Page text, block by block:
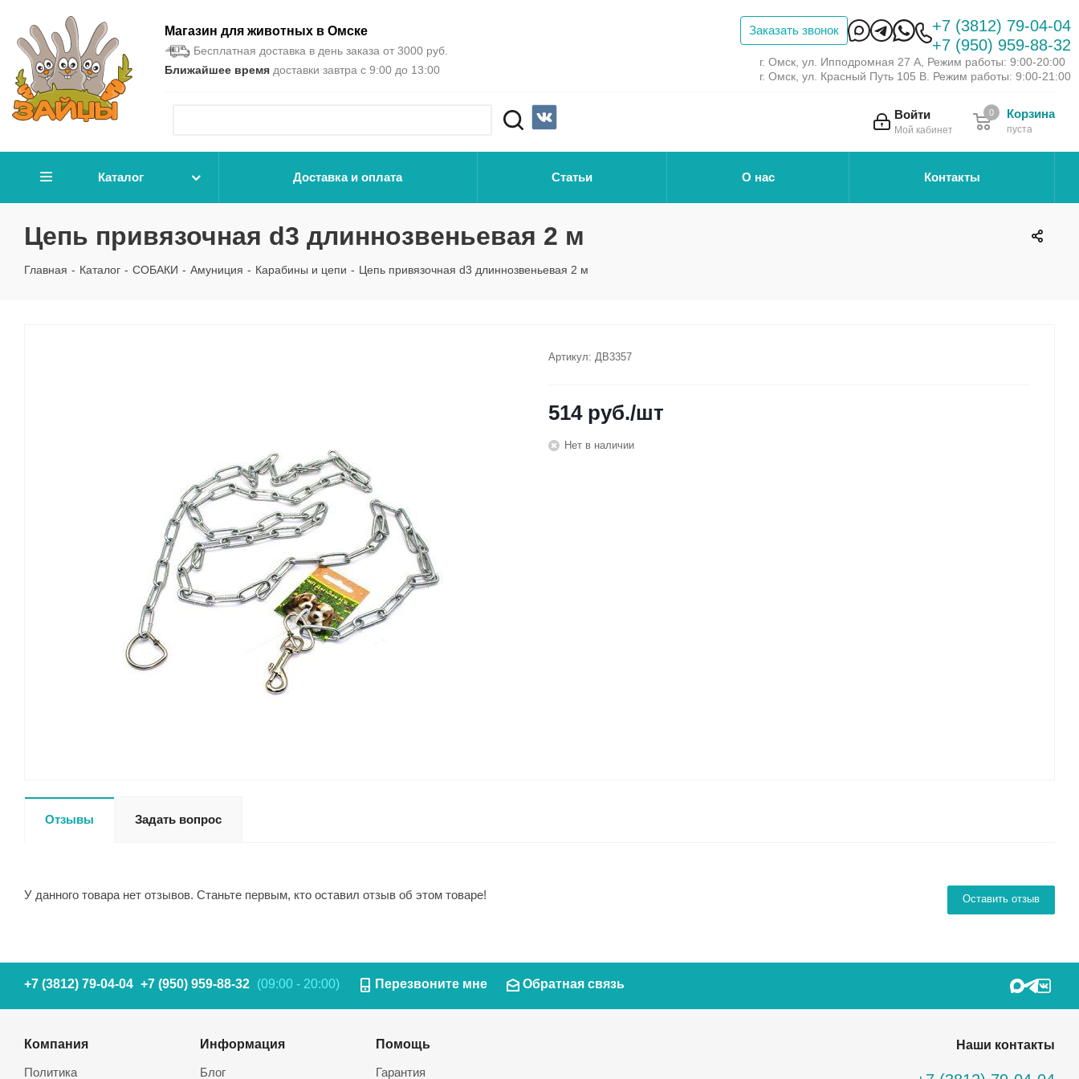
Магазин для животных в Омске
Бесплатная доставка в день заказа от 3000 руб.
Ближайшее время доставки завтра с 9:00 до 13:00
Заказать звонок
+7 (3812) 79-04-04
+7 (950) 959-88-32
г. Омск, ул. Ипподромная 27 А, Режим работы: 9:00-20:00
г. Омск, ул. Красный Путь 105 В. Режим работы: 9:00-21:00
Войти
Мой кабинет
Корзина
пуста
0
Каталог Доставка и оплата Статьи О нас Контакты
Цепь привязочная d3 длиннозвеньевая 2 м
Главная - Каталог - СОБАКИ - Амуниция - Карабины и цепи - Цепь привязочная d3 длиннозвеньевая 2 м
Артикул: ДВ3357
514руб./шт
Нет в наличии
Отзывы Задать вопрос
Оставить отзыв
У данного товара нет отзывов. Станьте первым, кто оставил отзыв об этом товаре!
+7 (3812) 79-04-04 +7 (950) 959-88-32 (09:00 - 20:00) Перезвоните мне Обратная связь
Компания
Политика
Информация
Блог
Помощь
Гарантия
Наши контакты